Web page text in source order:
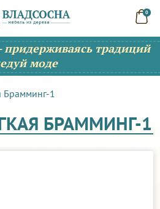
0
придерживаясь традиций
моде
Брамминг-1
БРАММИНГ-1